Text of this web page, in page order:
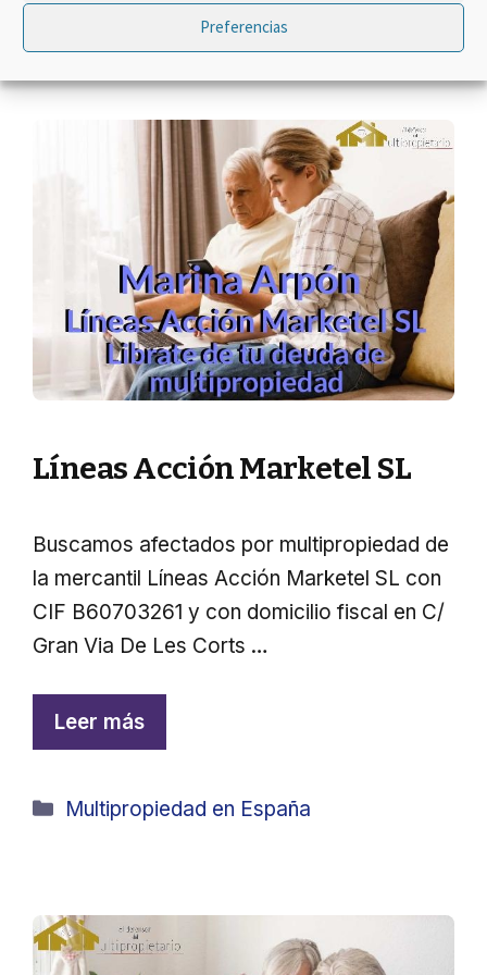
Preferencias
Categorías
Líneas Acción Marketel SL
Buscamos afectados por multipropiedad de
la mercantil Líneas Acción Marketel SL con
CIF B60703261 y con domicilio fiscal en C/
Gran Via De Les Corts …
Leer más
Categorías
Multipropiedad en España